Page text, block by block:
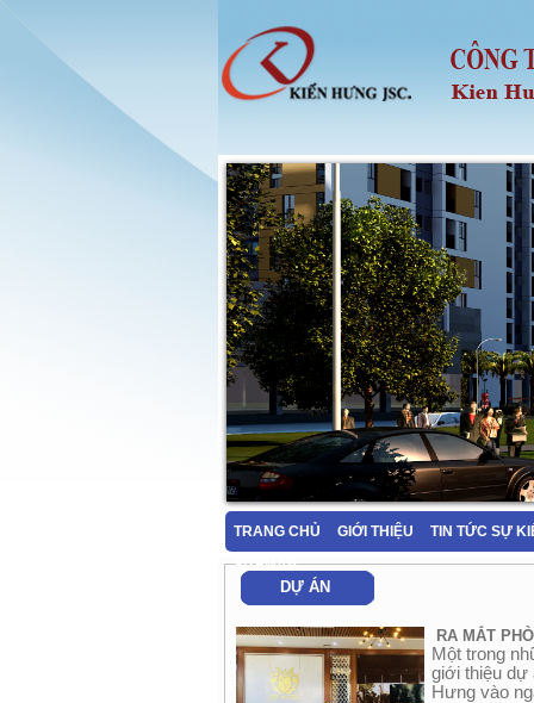
TRANG CHỦ GIỚI THIỆU
TIN TỨC SỰ
SITEMAP
DỰ ÁN
RA MẮT
Một trong
giới thiệu dự
Hưng vào